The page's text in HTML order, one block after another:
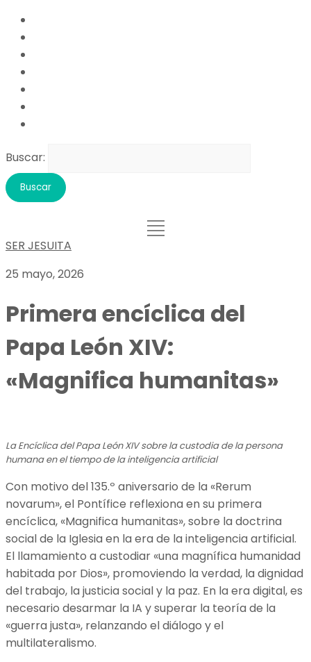
Buscar:
SER JESUITA
25 mayo, 2026
Primera encíclica del
Papa León XIV:
«Magnifica humanitas»
La Encíclica del Papa León XIV sobre la custodia de la persona
humana en el tiempo de la inteligencia artificial
Con motivo del 135.º aniversario de la «Rerum
novarum», el Pontífice reflexiona en su primera
encíclica, «Magnifica humanitas», sobre la doctrina
social de la Iglesia en la era de la inteligencia artificial.
El llamamiento a custodiar «una magnífica humanidad
habitada por Dios», promoviendo la verdad, la dignidad
del trabajo, la justicia social y la paz. En la era digital, es
necesario desarmar la IA y superar la teoría de la
«guerra justa», relanzando el diálogo y el
multilateralismo.